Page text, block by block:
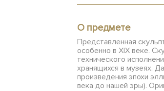
О предмете
Представленная
особенно в XIX веке.
технического
хранящихся в музеях.
произведения эпохи
века до нашей эры).